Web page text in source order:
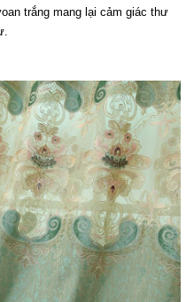
trắng mang lại cảm giác thư